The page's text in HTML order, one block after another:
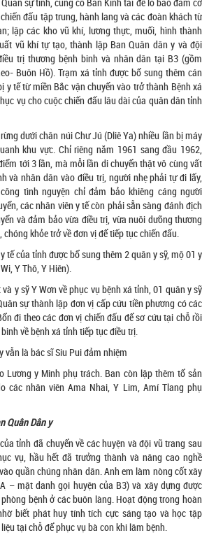
đấu tập trung, hành lang và các đoàn khách từ
lập các kho vũ khí, lương thực, muối, hình thành
vũ khí tự tạo, thành lập Ban Quân dân y và đội
trị thương bệnh binh và nhân dân tại B3 (gồm
Buôn Hồ). Trạm xá tỉnh được bổ sung thêm cán
y tế từ miền Bắc vận chuyển vào trở thành Bệnh xá
vụ cho cuộc chiến đấu lâu dài của quân dân tỉnh
dưới chân núi Chư Jú (Dliê Ya) nhiều lần bị máy
khu vực. Chỉ riêng năm 1961 sang đầu 1962,
tới 3 lần, mà mỗi lần di chuyển thật vô cùng vất
và nhân dân vào điều trị, người nhẹ phải tự đi lấy,
tình nguyện chỉ đảm bảo khiêng cáng người
các nhân viên y tế còn phải sẵn sàng đánh địch
và đảm bảo vừa điều trị, vừa nuôi dưỡng thương
khỏe trở về đơn vị để tiếp tục chiến đấu.
tế của tỉnh được bổ sung thêm 2 quân y sỹ, mộ 01 y
Y Thô, Y Hiên).
y sỹ Y Wơn về phục vụ bệnh xá tỉnh, 01 quân y sỹ
sự thành lập đơn vị cấp cứu tiền phương có các
đi theo các đơn vị chiến đấu để sơ cứu tại chỗ rồi
về bệnh xá tỉnh tiếp tục điều trị.
vẫn là bác sĩ Siu Pui đảm nhiệm
Lương y Minh phụ trách. Ban còn lập thêm tổ sản
các nhân viên Ama Nhai, Y Lim, Amí Tlang phụ
Quân Dân y
tỉnh đã chuyển về các huyện và đội vũ trang sau
vụ, hầu hết đã trưởng thành và nâng cao nghề
quần chúng nhân dân. Anh em làm nòng cốt xây
– mật danh gọi huyện của B3) và xây dựng được
bệnh ở các buôn làng. Hoạt động trong hoàn
biết phát huy tính tích cực sáng tạo và học tập
tại chỗ để phục vụ bà con khi lâm bệnh.